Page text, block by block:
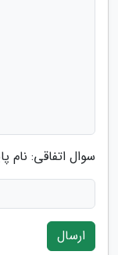
سوال اتفاقی:
ارسال